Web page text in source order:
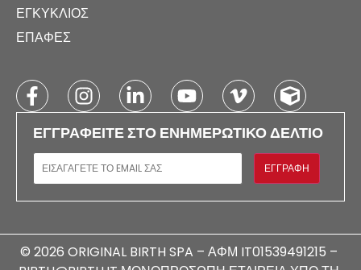
ΕΓΚΎΚΛΙΟΣ
ΕΠΑΦΈΣ
ΕΓΓΡΑΦΕΊΤΕ ΣΤΟ ΕΝΗΜΕΡΩΤΙΚΌ ΔΕΛΤΊΟ
E-MAIL
ΕΓΓΡΑΦΉ
© 2026 ORIGINAL BIRTH SPA – ΑΦΜ IT01539491215 –